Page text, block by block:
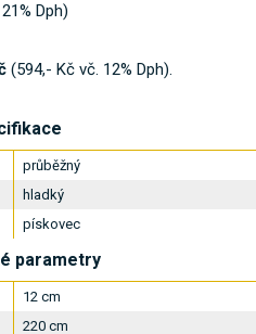
Dph)
(594,- Kč vč. 12% Dph).
průběžný
hladký
pískovec
parametry
12 cm
220 cm